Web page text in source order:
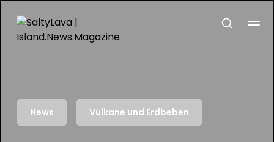
News Vulkane und Erdbeben